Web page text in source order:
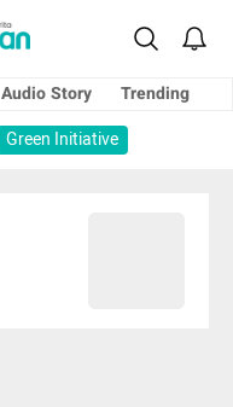
Audio Story
Trending
Green Initiative